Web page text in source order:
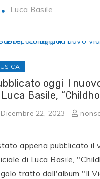
Luca Basile
oggi il
Basile,
Dicembre 22, 2023
appena pubblicato il
di Luca Basile,
tratto dall'album "Il